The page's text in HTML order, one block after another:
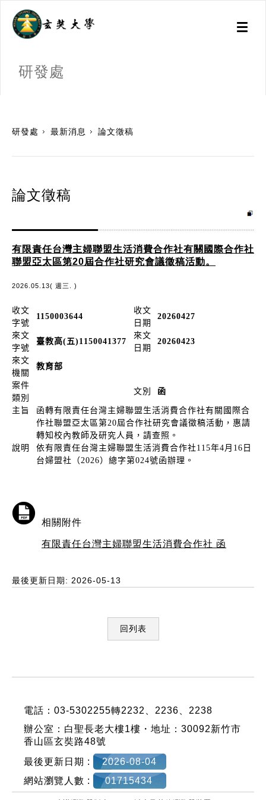
Toggle
研發處
研發處 最新消息 論文徵稿
論文徵稿
有限責任台灣主婦聯盟生活消費合作社有關國際合作社
聯盟亞太區第20屆合作社研究會議徵稿活動。
2026.05.13( 週三. )
收文
字號
1150003644
收文
日期
20260427
來文
字號
臺教高(五)1150041377
來文
日期
20260423
來文
機關
教育部
案件
類別
文別 函
主旨
函轉有限責任台灣主婦聯盟生活消費合作社有關國際合
作社聯盟亞太區第20屆合作社研究會議徵稿活動，惠請
轉知校內教師及研究人員，請查照。
說明
依有限責任台灣主婦聯盟生活消費合作社115年4月16日
台婦盟社（2026）總字第024號函辦理。
相關附件
有限責任台灣主婦聯盟生活消費合作社 函
最後更新日期: 2026-05-13
回列表
電話：03-5302255轉2232、2236、2238
辦公室：白聖長老大樓1樓・地址：30092新竹市
香山區玄奘路48號
最後更新日期 :
2026-08-04
網站瀏覽人數 :
01715434